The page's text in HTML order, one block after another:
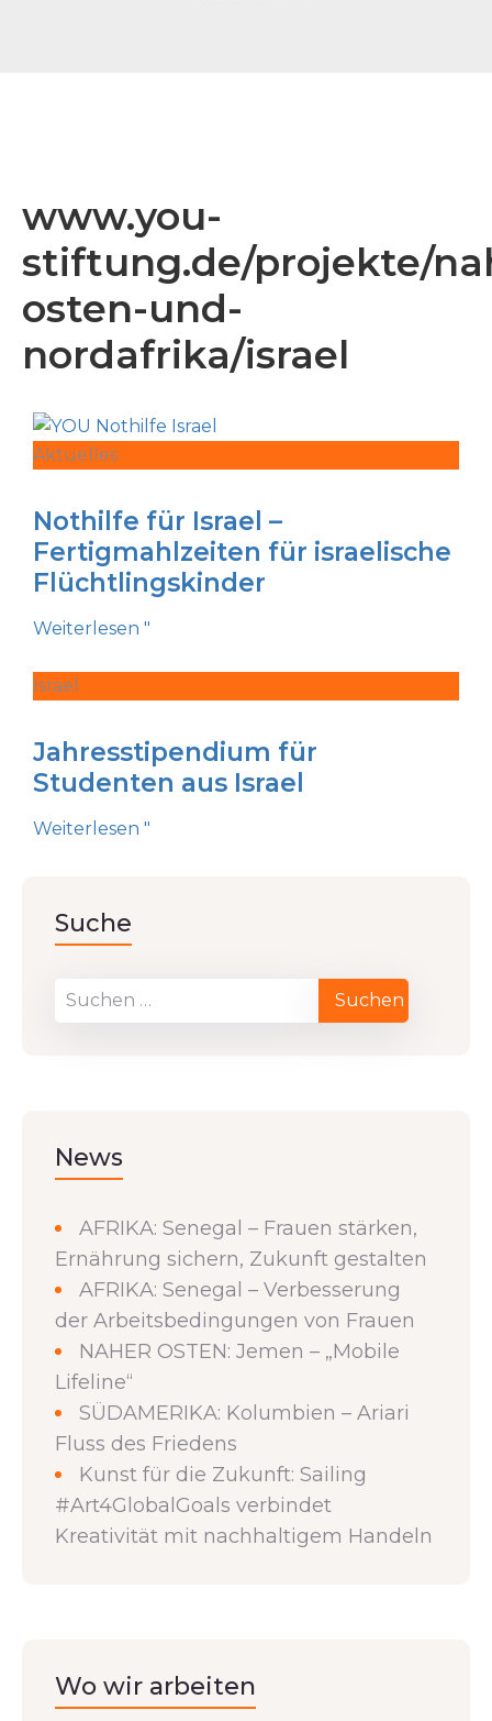
www.you-
stiftung.de/projekte/
osten-und-
nordafrika/israel
Aktuelles
Nothilfe für Israel –
Fertigmahlzeiten für israelische
Flüchtlingskinder
Weiterlesen "
Israel
Jahresstipendium für
Studenten aus Israel
Weiterlesen "
Suche
News
AFRIKA: Senegal – Frauen stärken,
Ernährung sichern, Zukunft gestalten
AFRIKA: Senegal – Verbesserung
der Arbeitsbedingungen von Frauen
NAHER OSTEN: Jemen – „Mobile
Lifeline“
SÜDAMERIKA: Kolumbien – Ariari
Fluss des Friedens
Kunst für die Zukunft: Sailing
#Art4GlobalGoals verbindet
Kreativität mit nachhaltigem Handeln
Wo wir arbeiten